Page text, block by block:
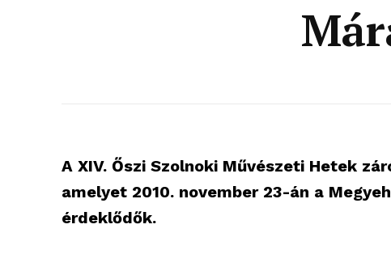
A XIV. Őszi Szolnoki Művészeti Hetek
amelyet 2010. november 23-án a
érdeklődők.